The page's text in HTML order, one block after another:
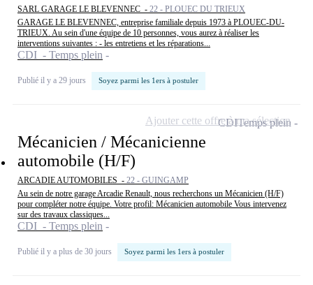
SARL GARAGE LE BLEVENNEC - 22 - PLOUEC DU TRIEUX
GARAGE LE BLEVENNEC, entreprise familiale depuis 1973 à PLOUEC-DU-
TRIEUX. Au sein d'une équipe de 10 personnes, vous aurez à réaliser les
interventions suivantes : - les entretiens et les réparations...
CDI - Temps plein
Publié il y a 29 jours Soyez parmi les 1ers à postuler
Mécanicien / Mécanicienne
automobile (H/F)
ARCADIE AUTOMOBILES - 22 - GUINGAMP
Au sein de notre garage Arcadie Renault, nous recherchons un Mécanicien (H/F)
pour compléter notre équipe. Votre profil: Mécanicien automobile Vous intervenez
sur des travaux classiques...
CDI - Temps plein
Publié il y a plus de 30 jours Soyez parmi les 1ers à postuler
CDITemps plein
Ajouter cette offre à ma sélection